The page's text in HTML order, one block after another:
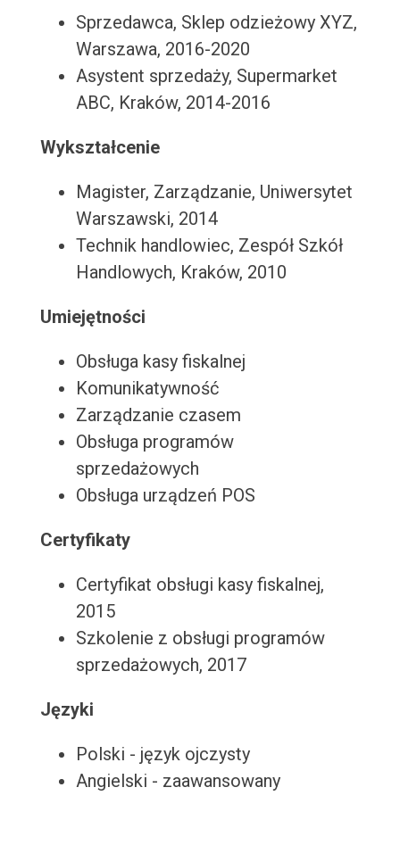
Sprzedawca, Sklep odzieżowy XYZ,
Warszawa, 2016-2020
Asystent sprzedaży, Supermarket
ABC, Kraków, 2014-2016
Wykształcenie
Magister, Zarządzanie, Uniwersytet
Warszawski, 2014
Technik handlowiec, Zespół Szkół
Handlowych, Kraków, 2010
Umiejętności
Obsługa kasy fiskalnej
Komunikatywność
Zarządzanie czasem
Obsługa programów
sprzedażowych
Obsługa urządzeń POS
Certyfikaty
Certyfikat obsługi kasy fiskalnej,
2015
Szkolenie z obsługi programów
sprzedażowych, 2017
Języki
Polski - język ojczysty
Angielski - zaawansowany